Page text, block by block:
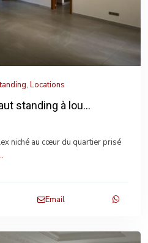
, Locations
standing à lou...
niché au cœur du quartier prisé
Email